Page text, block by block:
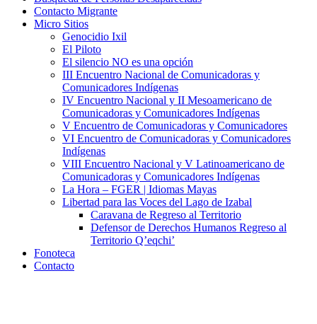
Contacto Migrante
Micro Sitios
Genocidio Ixil
El Piloto
El silencio NO es una opción
III Encuentro Nacional de Comunicadoras y
Comunicadores Indígenas
IV Encuentro Nacional y II Mesoamericano de
Comunicadoras y Comunicadores Indígenas
V Encuentro de Comunicadoras y Comunicadores
VI Encuentro de Comunicadoras y Comunicadores
Indígenas
VIII Encuentro Nacional y V Latinoamericano de
Comunicadoras y Comunicadores Indígenas
La Hora – FGER | Idiomas Mayas
Libertad para las Voces del Lago de Izabal
Caravana de Regreso al Territorio
Defensor de Derechos Humanos Regreso al
Territorio Q’eqchi’
Fonoteca
Contacto